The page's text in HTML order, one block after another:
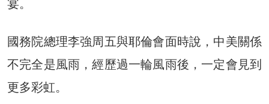
宴。
國務院總理李強周五與耶倫會面時說，中美關係
不完全是風雨，經歷過一輪風雨後，一定會見到
更多彩虹。